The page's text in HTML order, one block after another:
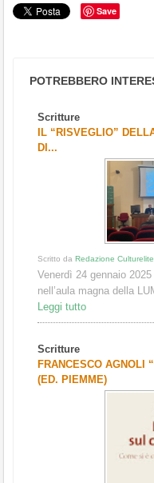
Save
POTREBBERO
Scritture
IL “RISVEGLIO”
DI...
Scritto da Redazione Culturelite
Venerdì 24 gennaio
nell’aula magna della
Leggi tutto
Scritture
FRANCESCO AGNOLI
(ED. PIEMME)